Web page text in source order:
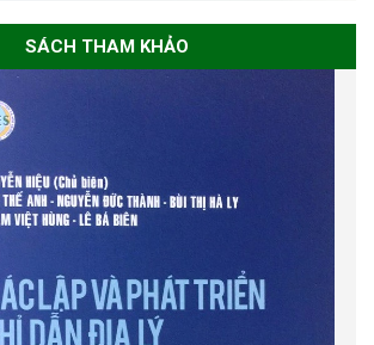
SÁCH THAM KHẢO